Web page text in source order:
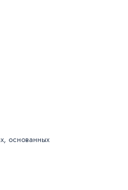
основанных